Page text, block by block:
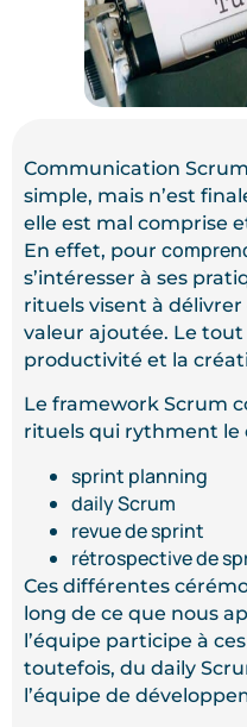
Communication
simple, mais n’est
elle est mal comprise
En effet, pour
s’intéresser à ses
rituels visent à
valeur ajoutée. Le
productivité et la
Le framework Scrum
rituels qui rythment le
sprint planning
daily Scrum
revue de sprint
rétrospective de
Ces différentes
long de ce que nous
l’équipe participe à
toutefois, du daily
l’équipe de